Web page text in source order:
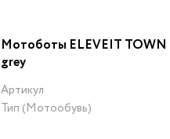
Мотоботы ELEVEIT TOWN
grey
Артикул
Тип (Мотообувь)